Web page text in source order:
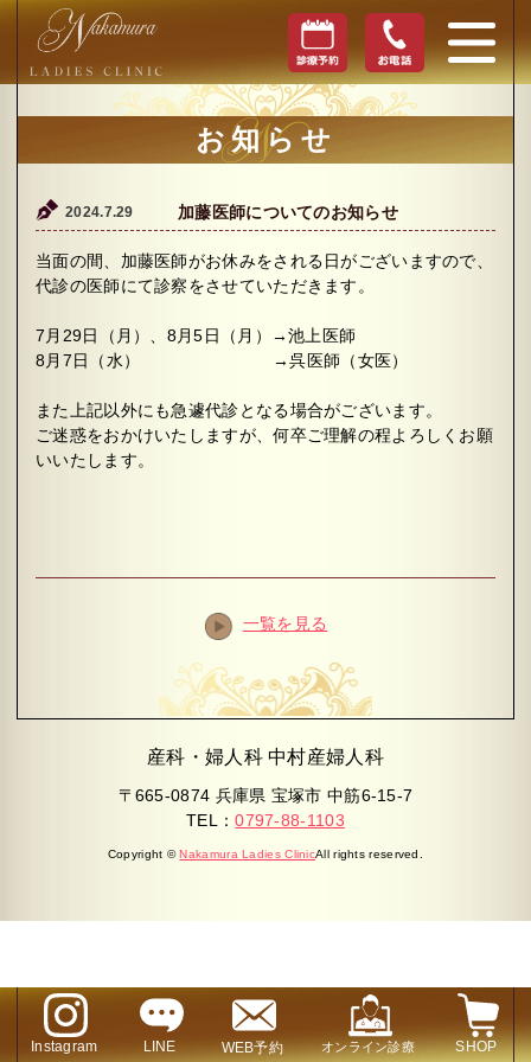
お知らせ
2024.7.29 加藤医師についてのお知らせ
当面の間、加藤医師がお休みをされる日がございますので、
代診の医師にて診察をさせていただきます。
7月29日（月）、8月5日（月）→池上医師
8月7日（水）
→呉医師（女医）
また上記以外にも急遽代診となる場合がございます。
ご迷惑をおかけいたしますが、何卒ご理解の程よろしくお願
いいたします。
一覧を見る
Instagram LINE WEB予約 オンライン診療 SHOP
産科・婦人科 中村産婦人科
〒665-0874 兵庫県 宝塚市 中筋6-15-7
TEL：0797-88-1103
Copyright ©Nakamura Ladies ClinicAll rights reserved.